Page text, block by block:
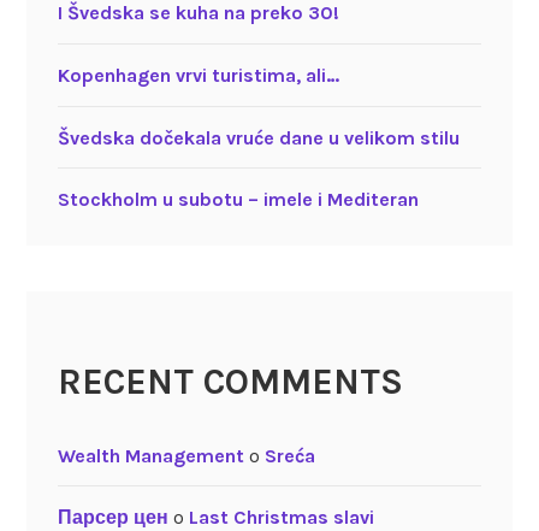
I Švedska se kuha na preko 30!
Kopenhagen vrvi turistima, ali…
Švedska dočekala vruće dane u velikom stilu
Stockholm u subotu – imele i Mediteran
RECENT COMMENTS
Wealth Management o Sreća
Парсер цен o Last Christmas slavi